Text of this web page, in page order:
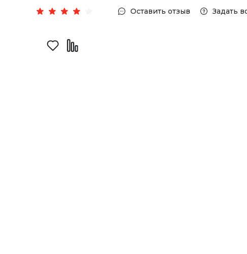
Оставить отзыв
Задать